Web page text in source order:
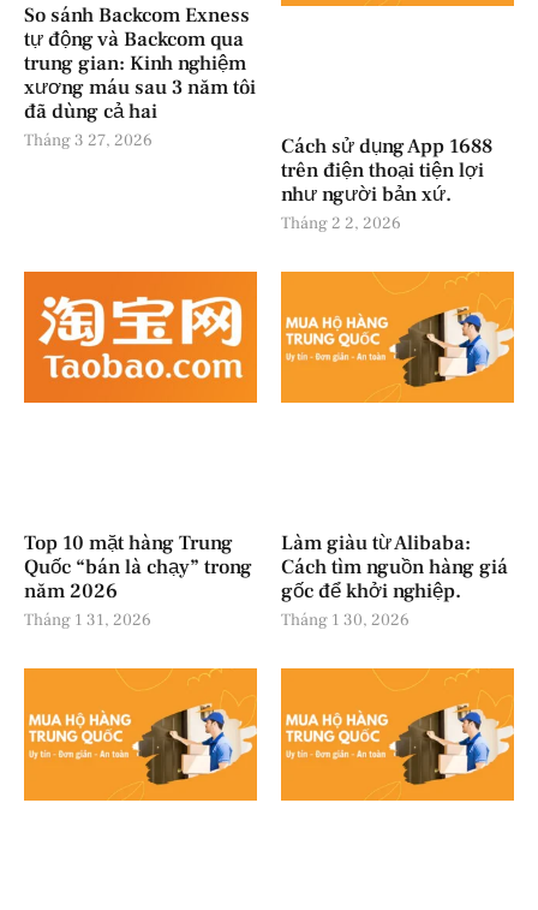
So sánh Backcom Exness
tự động và Backcom qua
trung gian: Kinh nghiệm
xương máu sau 3 năm tôi
đã dùng cả hai
Tháng 3 27, 2026
Cách sử dụng App 1688
trên điện thoại tiện lợi
như người bản xứ.
Tháng 2 2, 2026
Top 10 mặt hàng Trung
Quốc “bán là chạy” trong
năm 2026
Tháng 1 31, 2026
Làm giàu từ Alibaba:
Cách tìm nguồn hàng giá
gốc để khởi nghiệp.
Tháng 1 30, 2026